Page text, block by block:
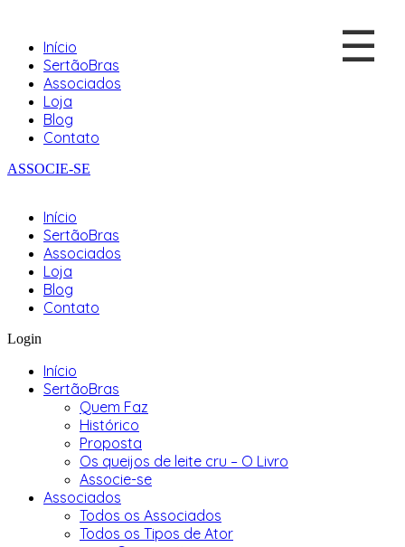
Início
SertãoBras
Associados
Loja
Blog
Contato
ASSOCIE-SE
Início
SertãoBras
Associados
Loja
Blog
Contato
☰
Login
Início
SertãoBras
Quem Faz
Histórico
Proposta
Os queijos de leite cru – O Livro
Associe-se
Associados
Todos os Associados
Todos os Tipos de Ator